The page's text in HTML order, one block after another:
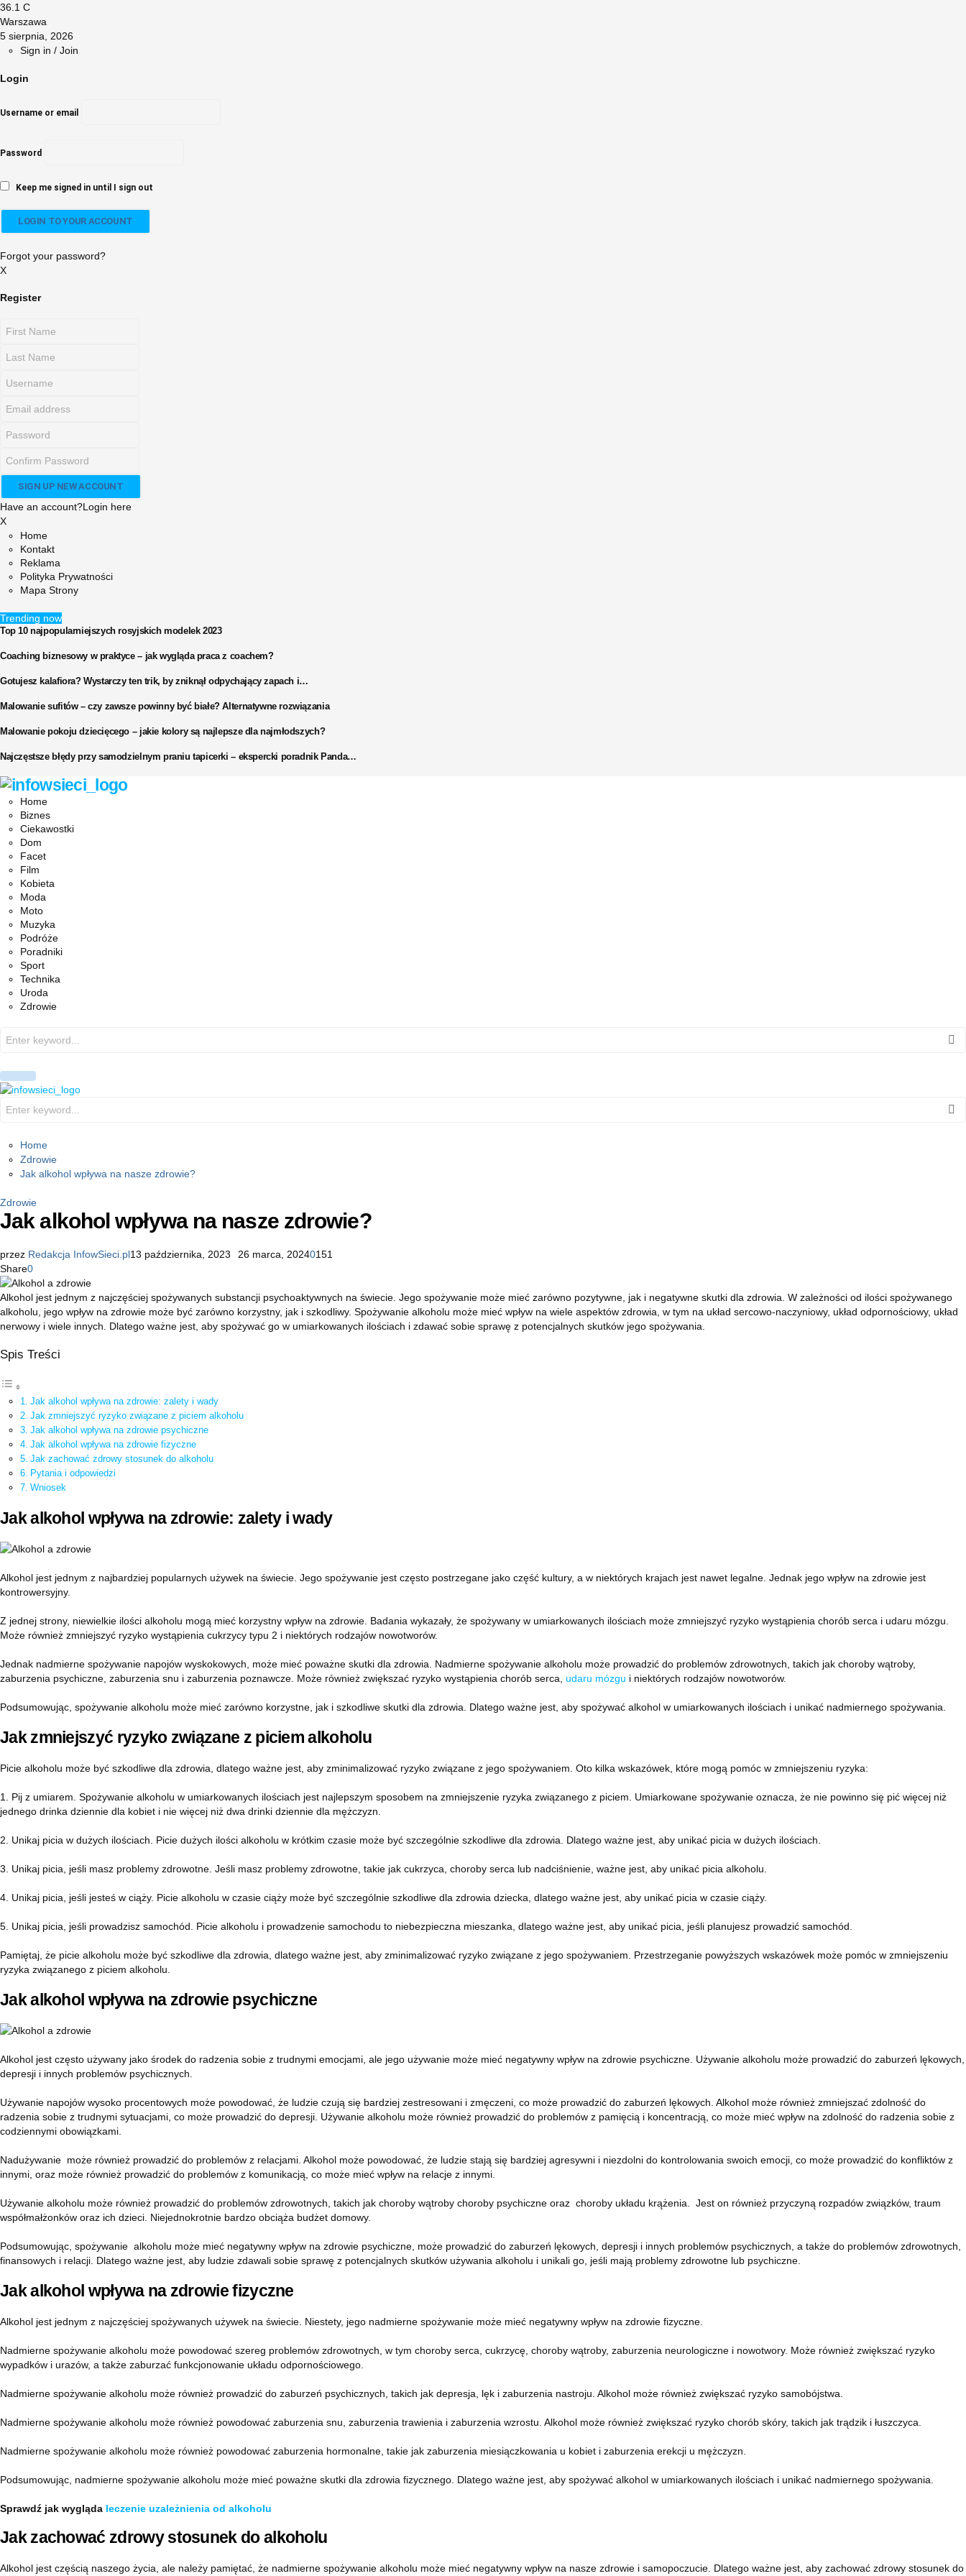
36.1 C
Warszawa
5 sierpnia, 2026
Sign in / Join
Login
Username or email
Password
Keep me signed in until I sign out
Forgot your password?
X
Register
Have an account?Login here
X
Home
Kontakt
Reklama
Polityka Prywatności
Mapa Strony
Trending now
Top 10 najpopularniejszych rosyjskich modelek 2023
Coaching biznesowy w praktyce – jak wygląda praca z coachem?
Gotujesz kalafiora? Wystarczy ten trik, by zniknął odpychający zapach i…
Malowanie sufitów – czy zawsze powinny być białe? Alternatywne rozwiązania
Malowanie pokoju dziecięcego – jakie kolory są najlepsze dla najmłodszych?
Najczęstsze błędy przy samodzielnym praniu tapicerki – ekspercki poradnik Panda…
Facebook
Twitter
Instagram
Pinterest
Youtube
Snapchat
Home
Biznes
Ciekawostki
Dom
Facet
Film
Kobieta
Moda
Moto
Muzyka
Podróże
Poradniki
Sport
Technika
Uroda
Zdrowie
for:
PRIMARY
for:
Home
Zdrowie
Jak alkohol wpływa na nasze zdrowie?
Zdrowie
Jak alkohol wpływa na nasze zdrowie?
przez Redakcja InfowSieci.pl13 października, 2023 26 marca, 20240151
Share0
Alkohol jest jednym z najczęściej spożywanych substancji psychoaktywnych na świecie. Jego spożywanie może mieć zarówno pozytywne, jak i negatywne skutki dla zdrowia. W zależności od ilości spożywanego
alkoholu, jego wpływ na zdrowie może być zarówno korzystny, jak i szkodliwy. Spożywanie alkoholu może mieć wpływ na wiele aspektów zdrowia, w tym na układ sercowo-naczyniowy, układ odpornościowy, układ
nerwowy i wiele innych. Dlatego ważne jest, aby spożywać go w umiarkowanych ilościach i zdawać sobie sprawę z potencjalnych skutków jego spożywania.
Spis Treści
Jak alkohol wpływa na zdrowie: zalety i wady
Jak zmniejszyć ryzyko związane z piciem alkoholu
Jak alkohol wpływa na zdrowie psychiczne
Jak alkohol wpływa na zdrowie fizyczne
Jak zachować zdrowy stosunek do alkoholu
Pytania i odpowiedzi
Wniosek
Jak alkohol wpływa na zdrowie: zalety i wady
Alkohol jest jednym z najbardziej popularnych używek na świecie. Jego spożywanie jest często postrzegane jako część kultury, a w niektórych krajach jest nawet legalne. Jednak jego wpływ na zdrowie jest
kontrowersyjny.
Z jednej strony, niewielkie ilości alkoholu mogą mieć korzystny wpływ na zdrowie. Badania wykazały, że spożywany w umiarkowanych ilościach może zmniejszyć ryzyko wystąpienia chorób serca i udaru mózgu.
Może również zmniejszyć ryzyko wystąpienia cukrzycy typu 2 i niektórych rodzajów nowotworów.
Jednak nadmierne spożywanie napojów wyskokowych, może mieć poważne skutki dla zdrowia. Nadmierne spożywanie alkoholu może prowadzić do problemów zdrowotnych, takich jak choroby wątroby,
zaburzenia psychiczne, zaburzenia snu i zaburzenia poznawcze. Może również zwiększać ryzyko wystąpienia chorób serca, udaru mózgu i niektórych rodzajów nowotworów.
Podsumowując, spożywanie alkoholu może mieć zarówno korzystne, jak i szkodliwe skutki dla zdrowia. Dlatego ważne jest, aby spożywać alkohol w umiarkowanych ilościach i unikać nadmiernego spożywania.
Jak zmniejszyć ryzyko związane z piciem alkoholu
Picie alkoholu może być szkodliwe dla zdrowia, dlatego ważne jest, aby zminimalizować ryzyko związane z jego spożywaniem. Oto kilka wskazówek, które mogą pomóc w zmniejszeniu ryzyka:
1. Pij z umiarem. Spożywanie alkoholu w umiarkowanych ilościach jest najlepszym sposobem na zmniejszenie ryzyka związanego z piciem. Umiarkowane spożywanie oznacza, że ​​nie powinno się pić więcej niż
jednego drinka dziennie dla kobiet i nie więcej niż dwa drinki dziennie dla mężczyzn.
2. Unikaj picia w dużych ilościach. Picie dużych ilości alkoholu w krótkim czasie może być szczególnie szkodliwe dla zdrowia. Dlatego ważne jest, aby unikać picia w dużych ilościach.
3. Unikaj picia, jeśli masz problemy zdrowotne. Jeśli masz problemy zdrowotne, takie jak cukrzyca, choroby serca lub nadciśnienie, ważne jest, aby unikać picia alkoholu.
4. Unikaj picia, jeśli jesteś w ciąży. Picie alkoholu w czasie ciąży może być szczególnie szkodliwe dla zdrowia dziecka, dlatego ważne jest, aby unikać picia w czasie ciąży.
5. Unikaj picia, jeśli prowadzisz samochód. Picie alkoholu i prowadzenie samochodu to niebezpieczna mieszanka, dlatego ważne jest, aby unikać picia, jeśli planujesz prowadzić samochód.
Pamiętaj, że picie alkoholu może być szkodliwe dla zdrowia, dlatego ważne jest, aby zminimalizować ryzyko związane z jego spożywaniem. Przestrzeganie powyższych wskazówek może pomóc w zmniejszeniu
ryzyka związanego z piciem alkoholu.
Jak alkohol wpływa na zdrowie psychiczne
Alkohol jest często używany jako środek do radzenia sobie z trudnymi emocjami, ale jego używanie może mieć negatywny wpływ na zdrowie psychiczne. Używanie alkoholu może prowadzić do zaburzeń lękowych,
depresji i innych problemów psychicznych.
Używanie napojów wysoko procentowych może powodować, że ludzie czują się bardziej zestresowani i zmęczeni, co może prowadzić do zaburzeń lękowych. Alkohol może również zmniejszać zdolność do
radzenia sobie z trudnymi sytuacjami, co może prowadzić do depresji. Używanie alkoholu może również prowadzić do problemów z pamięcią i koncentracją, co może mieć wpływ na zdolność do radzenia sobie z
codziennymi obowiązkami.
Nadużywanie może również prowadzić do problemów z relacjami. Alkohol może powodować, że ludzie stają się bardziej agresywni i niezdolni do kontrolowania swoich emocji, co może prowadzić do konfliktów z
innymi, oraz może również prowadzić do problemów z komunikacją, co może mieć wpływ na relacje z innymi.
Używanie alkoholu może również prowadzić do problemów zdrowotnych, takich jak choroby wątroby choroby psychiczne oraz choroby układu krążenia. Jest on również przyczyną rozpadów związków, traum
współmałżonków oraz ich dzieci. Niejednokrotnie bardzo obciąża budżet domowy.
Podsumowując, spożywanie alkoholu może mieć negatywny wpływ na zdrowie psychiczne, może prowadzić do zaburzeń lękowych, depresji i innych problemów psychicznych, a także do problemów zdrowotnych,
finansowych i relacji. Dlatego ważne jest, aby ludzie zdawali sobie sprawę z potencjalnych skutków używania alkoholu i unikali go, jeśli mają problemy zdrowotne lub psychiczne.
Jak alkohol wpływa na zdrowie fizyczne
Alkohol jest jednym z najczęściej spożywanych używek na świecie. Niestety, jego nadmierne spożywanie może mieć negatywny wpływ na zdrowie fizyczne.
Nadmierne spożywanie alkoholu może powodować szereg problemów zdrowotnych, w tym choroby serca, cukrzycę, choroby wątroby, zaburzenia neurologiczne i nowotwory. Może również zwiększać ryzyko
wypadków i urazów, a także zaburzać funkcjonowanie układu odpornościowego.
Nadmierne spożywanie alkoholu może również prowadzić do zaburzeń psychicznych, takich jak depresja, lęk i zaburzenia nastroju. Alkohol może również zwiększać ryzyko samobójstwa.
Nadmierne spożywanie alkoholu może również powodować zaburzenia snu, zaburzenia trawienia i zaburzenia wzrostu. Alkohol może również zwiększać ryzyko chorób skóry, takich jak trądzik i łuszczyca.
Nadmierne spożywanie alkoholu może również powodować zaburzenia hormonalne, takie jak zaburzenia miesiączkowania u kobiet i zaburzenia erekcji u mężczyzn.
Podsumowując, nadmierne spożywanie alkoholu może mieć poważne skutki dla zdrowia fizycznego. Dlatego ważne jest, aby spożywać alkohol w umiarkowanych ilościach i unikać nadmiernego spożywania.
Sprawdź jak wygląda leczenie uzależnienia od alkoholu
Jak zachować zdrowy stosunek do alkoholu
Alkohol jest częścią naszego życia, ale należy pamiętać, że nadmierne spożywanie alkoholu może mieć negatywny wpływ na nasze zdrowie i samopoczucie. Dlatego ważne jest, aby zachować zdrowy stosunek do